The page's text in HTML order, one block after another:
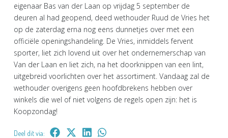
eigenaar Bas van der Laan op vrijdag 5 september de
deuren al had geopend, deed wethouder Ruud de Vries het
op de zaterdag erna nog eens dunnetjes over met een
officiële openingshandeling. De Vries, inmiddels fervent
sporter, liet zich lovend uit over het ondernemerschap van
Van der Laan en liet zich, na het doorknippen van een lint,
uitgebreid voorlichten over het assortiment. Vandaag zal de
wethouder overigens geen hoofdbrekens hebben over
winkels die wel of niet volgens de regels open zijn: het is
Koopzondag!
Deel dit via: